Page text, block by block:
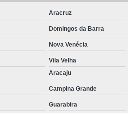
Aracruz
Domingos da Barra
Nova Venécia
Vila Velha
Aracaju
Campina Grande
Guarabira